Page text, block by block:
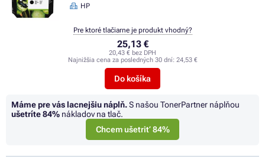
HP
25,13 €
20,43 € bez DPH
Najnižšia cena za posledných 30 dní: 24,53 €
Do košíka
Pre ktoré tlačiarne je produkt vhodný?
Máme pre vás lacnejšiu náplň.S našou TonerPartner náplňou
ušetríte84% nákladov na tlač.
Chcem ušetriť 84%